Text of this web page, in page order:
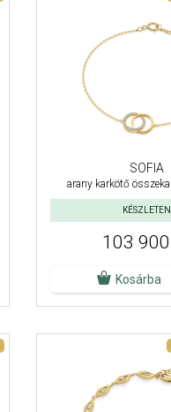
SOFIA
arany karkötő
KÉSZLETEN
103
Kosárba